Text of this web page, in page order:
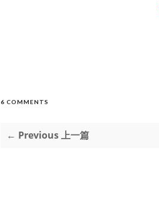
6 COMMENTS
← Previous 上一篇